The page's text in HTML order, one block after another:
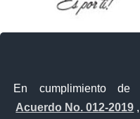
En cumplimiento
Acuerdo No. 012-2019